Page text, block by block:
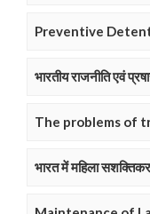
Preventive
भारतीय राजनीति एवं
The problems of
भारत में महिला